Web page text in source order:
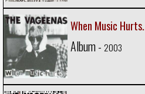
When Music
Album - 2003